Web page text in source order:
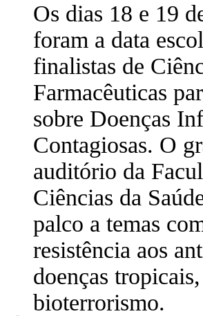
Os dias 18 e 19
foram a data
finalistas de
Farmacêuticas
sobre Doenças
Contagiosas. O
auditório da
Ciências da
palco a temas
resistência aos
doenças
bioterrorismo.